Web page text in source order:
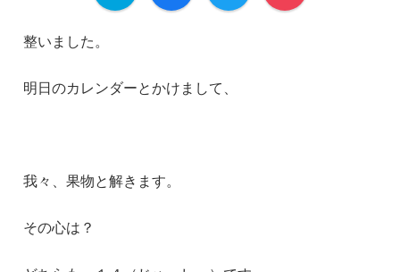
整いました。
明日のカレンダーとかけまして、
我々、果物と解きます。
その心は？